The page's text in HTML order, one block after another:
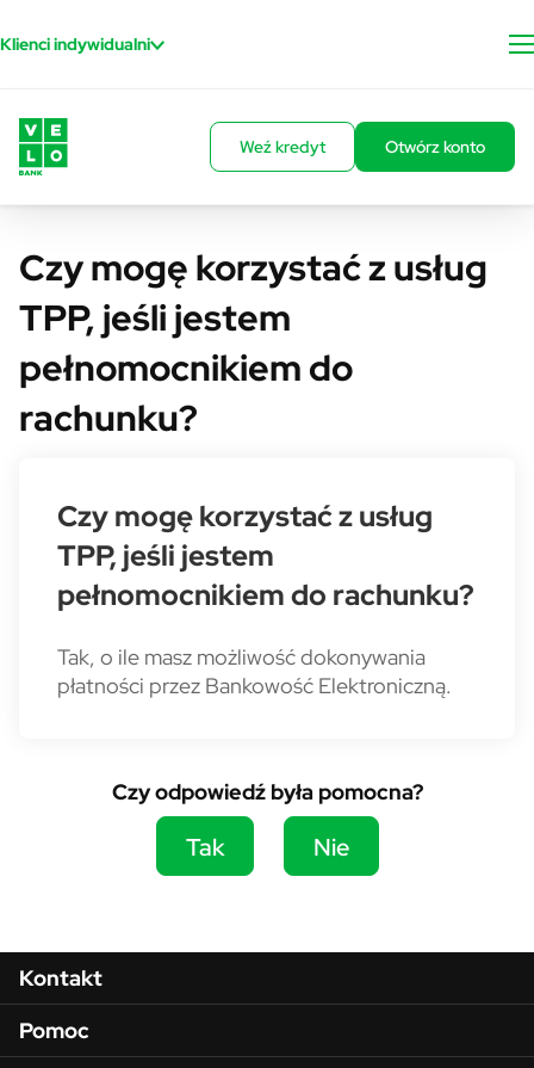
Klienci indywidualni
Weź kredyt Otwórz konto
Czy mogę korzystać z usług
TPP, jeśli jestem
pełnomocnikiem do
rachunku?
Czy mogę korzystać z usług
TPP, jeśli jestem
pełnomocnikiem do rachunku?
Tak, o ile masz możliwość dokonywania
płatności przez Bankowość Elektroniczną.
Czy odpowiedź była pomocna?
Tak Nie
Menu w stopce
Kontakt
Pomoc